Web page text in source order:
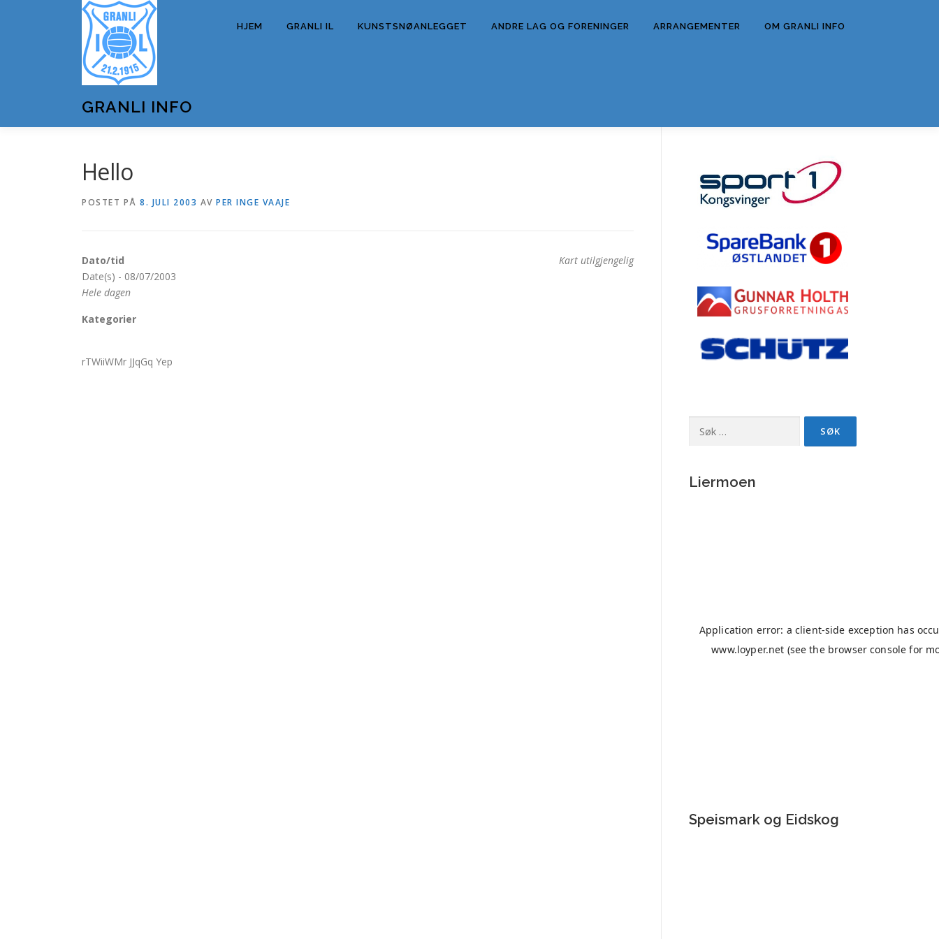
GRANLI INFO
HJEM GRANLI IL KUNSTSNØANLEGGET ANDRE LAG OG FORENINGER ARRANGEMENTER OM GRANLI INFO
Hello
POSTET PÅ 8. JULI 2003 AV PER INGE VAAJE
Kart utilgjengelig
Dato/tid
Date(s) - 08/07/2003
Hele dagen
Kategorier
rTWiiWMr JJqGq Yep
etter:
Liermoen
Speismark og Eidskog